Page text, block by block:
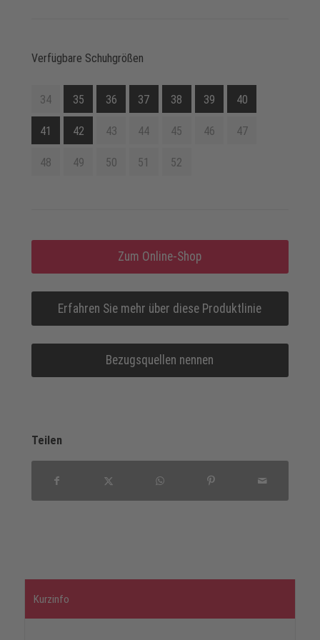
Verfügbare Schuhgrößen
34 35 36 37 38 39 40
41 42 43 44 45 46 47
48 49 50 51 52
Zum Online-Shop
Erfahren Sie mehr über diese Produktlinie
Bezugsquellen nennen
Teilen
Kurzinfo